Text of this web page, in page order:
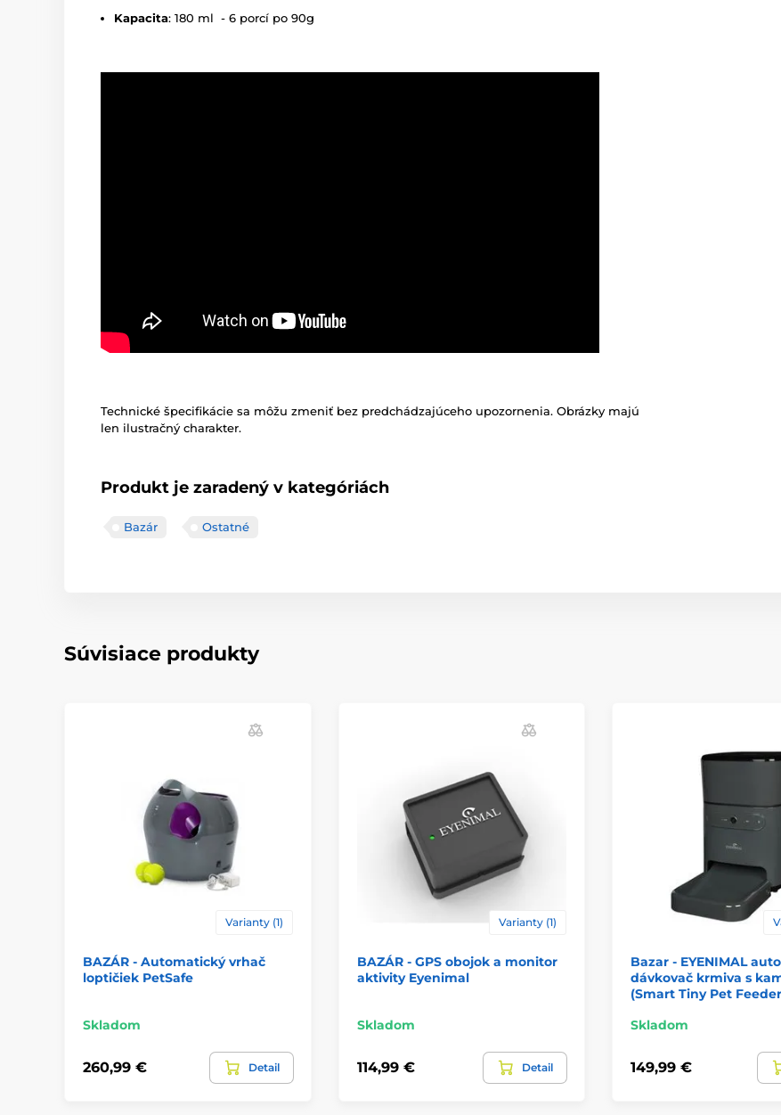
Kapacita: 180 ml - 6 porcí po 90g
Technické špecifikácie sa môžu zmeniť bez predchádzajúceho upozornenia. Obrázky majú
len ilustračný charakter.
Produkt je zaradený v kategóriách
Bazár Ostatné
Súvisiace produkty
Varianty (1)
BAZÁR - Automatický vrhač
loptičiek PetSafe
Skladom
260,99 € Detail
Varianty (1)
BAZÁR - GPS obojok a monitor
aktivity Eyenimal
Skladom
114,99 € Detail
Bazar - EYENIMAL
dávkovač krmiva s
(Smart Tiny Pet
Skladom
149,99 €